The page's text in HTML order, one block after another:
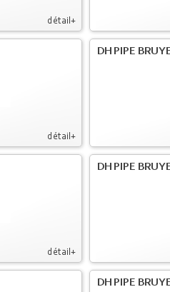
détail+
détail+
DH PIPE
détail+
DH PIPE
DH PIPE